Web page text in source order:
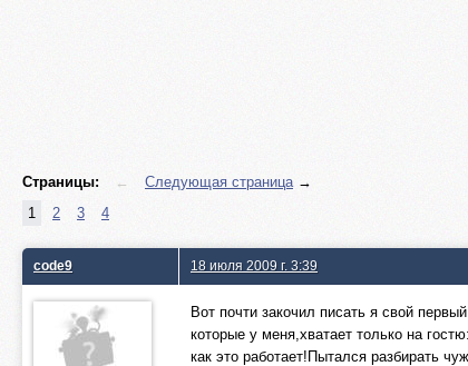
Страницы: ← Следующая страница→
1
2 3 4
code9 18 июля 2009 г. 3:39
Вот почти закочил писать я свой
которые у меня,хватает только на
как это работает!Пытался разбирать